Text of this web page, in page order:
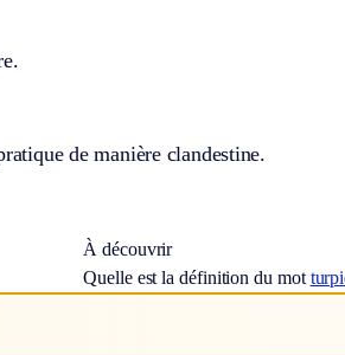
de manière clandestine.
À découvrir
Quelle est la définition du mot